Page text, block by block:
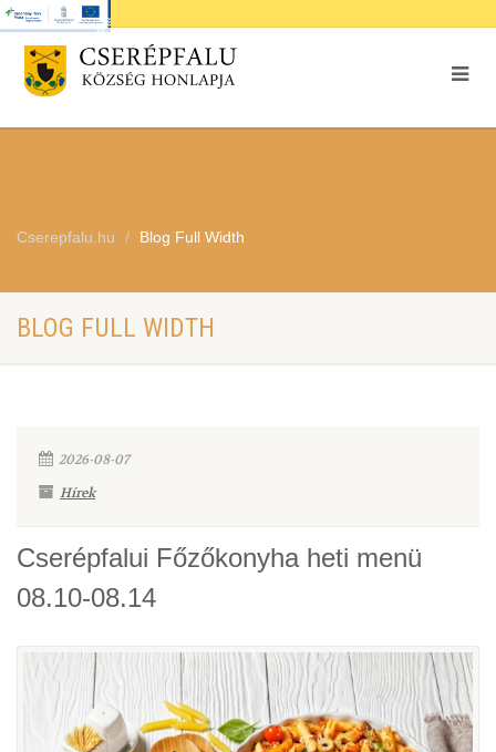
Cserepfalu.hu Blog Full Width
BLOG FULL WIDTH
2026-08-07
Hírek
Cserépfalui Főzőkonyha heti menü
08.10-08.14